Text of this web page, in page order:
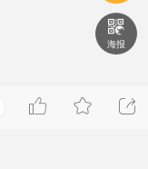

海报


